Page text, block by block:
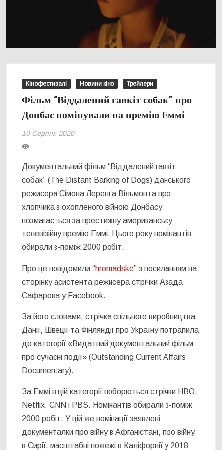
Кінофестивалі Новини кіно Трейлери
Фільм “Віддалений гавкіт собак” про
Донбас номінували на премію Еммі
10 Серпня 2020
Документальний фільм “Віддалений гавкіт
собак” (The Distant Barking of Dogs) данського
режисера Сімона Леренґа Вільмонта про
хлопчика з охопленого війною Донбасу
позмагається за престижну американську
телевізійну премію Еммі. Цього року номінантів
обирали з-поміж 2000 робіт.
Про це повідомили“hromadske” з посиланням на
сторінку асистента режисера стрічки Азада
Сафарова у Facebook.
За його словами, стрічка спільного виробництва
Данії, Швеції та Фінляндії про Україну потрапила
до категорії «Видатний документальний фільм
про сучасні події» (Outstanding Current Affairs
Documentary).
За Еммі в цій категорії поборються стрічки HBO,
Netflix, CNN і PBS. Номінантів обирали з-поміж
2000 робіт. У цій же номінації заявлені
документалки про війну в Афганістані, про війну
в Сирії, масштабні пожежі в Каліфорнії у 2018